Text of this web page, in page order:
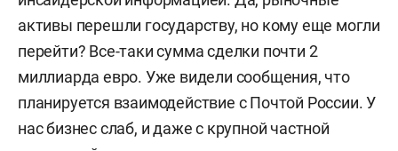
активы перешли государству, но кому еще могли
перейти? Все-таки сумма сделки почти 2
миллиарда евро. Уже видели сообщения, что
планируется взаимодействие с Почтой России. У
нас бизнес слаб, и даже с крупной частной